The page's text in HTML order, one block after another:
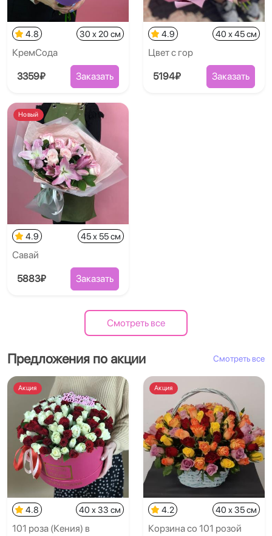
4.8 30 x 20 см
КремСода
3359₽ Заказать
4.9 40 x 45 см
Цвет с гор
5194₽ Заказать
Новый
4.9 45 x 55 см
Савай
5883₽ Заказать
Смотреть все
Предложения по акции Смотреть все
Акция
4.8 40 x 33 см
101 роза (Кения) в
Акция
4.2 40 x 35 см
Корзина со 101 розой